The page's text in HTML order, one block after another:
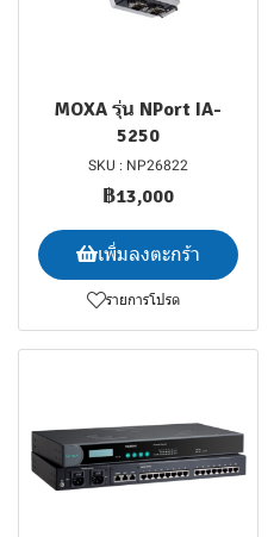
MOXA รุ่น NPort IA-
5250
SKU : NP26822
฿13,000
เพิ่มลงตะกร้า
รายการโปรด